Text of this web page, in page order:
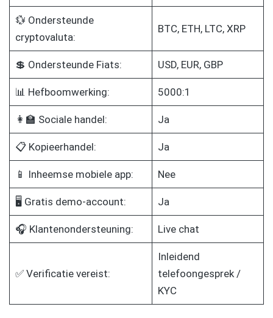
💱 Ondersteunde
cryptovaluta:
BTC, ETH, LTC, XRP
💲 Ondersteunde Fiats: USD, EUR, GBP
📊 Hefboomwerking: 5000:1
👩‍🏫 Sociale handel: Ja
📋 Kopieerhandel: Ja
📱 Inheemse mobiele app: Nee
🖥️ Gratis demo-account: Ja
🎧 Klantenondersteuning: Live chat
✅ Verificatie vereist:
Inleidend
telefoongesprek /
KYC